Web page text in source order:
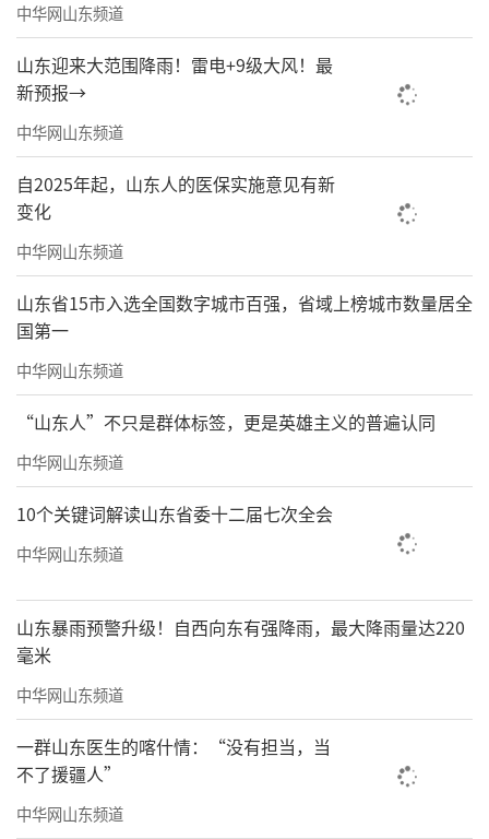
中华网山东频道
山东迎来大范围降雨！雷电+9级大风！最
新预报→
中华网山东频道
自2025年起，山东人的医保实施意见有新
变化
中华网山东频道
山东省15市入选全国数字城市百强，省域上榜城市数量居全
国第一
中华网山东频道
“山东人”不只是群体标签，更是英雄主义的普遍认同
中华网山东频道
10个关键词解读山东省委十二届七次全会
中华网山东频道
山东暴雨预警升级！自西向东有强降雨，最大降雨量达220
毫米
中华网山东频道
一群山东医生的喀什情：“没有担当，当
不了援疆人”
中华网山东频道